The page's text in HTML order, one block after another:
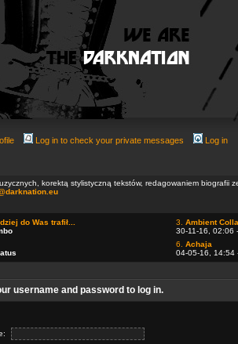
Log in to check your private messages
Log in
korektą stylistyczną tekstów, redagowaniem biografii
do Was trafił...
3. Ambient
30-11-16, 02:06 -
6. Achaja
04-05-16, 14:54
username and password to log in.